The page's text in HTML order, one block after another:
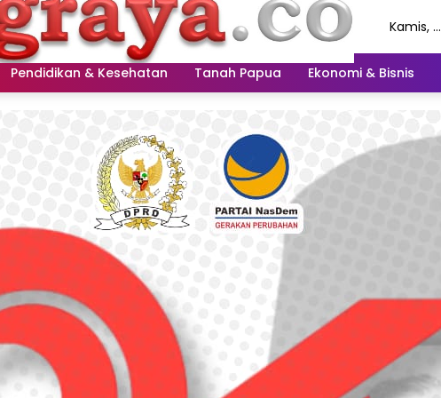
Kamis, 6
2026
Pendidikan & Kesehatan Tanah Papua Ekonomi & Bisnis